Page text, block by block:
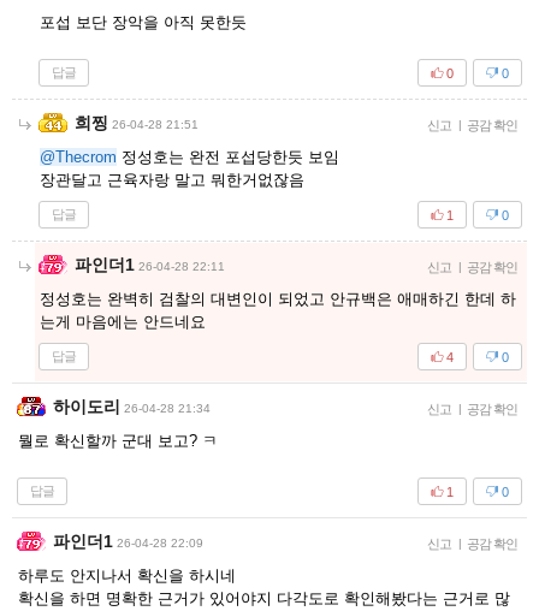
포섭 보단 장악을 아직 못한듯
답글 0
0
희찡 26-04-28 21:51 신고 | 공감 확인
@Thecrom 정성호는 완전 포섭당한듯 보임
장관달고 근육자랑 말고 뭐한거없잖음
답글 0
1
파인더1 26-04-28 22:11 신고 | 공감 확인
정성호는 완벽히 검찰의 대변인이 되었고 안규백은 애매하긴 한데 하
는게 마음에는 안드네요
답글 0
4
하이도리 26-04-28 21:34 신고 | 공감 확인
뭘로 확신할까 군대 보고? ㅋ
답글 0
1
파인더1 26-04-28 22:09 신고 | 공감 확인
하루도 안지나서 확신을 하시네
확신을 하면 명확한 근거가 있어야지 다각도로 확인해봤다는 근거로 많